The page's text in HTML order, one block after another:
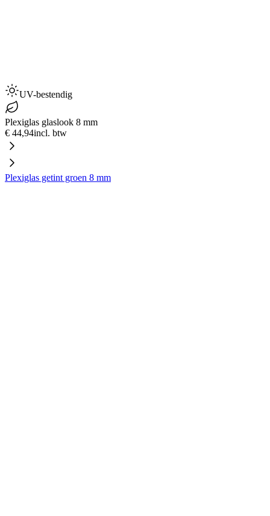
UV-bestendig
Plexiglas glaslook 8 mm
€ 44,94incl. btw
Plexiglas getint groen 8 mm